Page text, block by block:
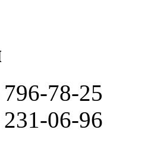
78-25
06-96